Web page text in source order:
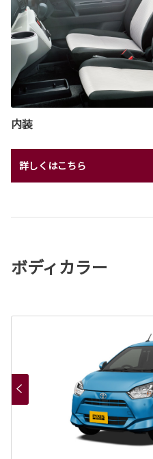
内装
詳しくはこちら
ボディカラー